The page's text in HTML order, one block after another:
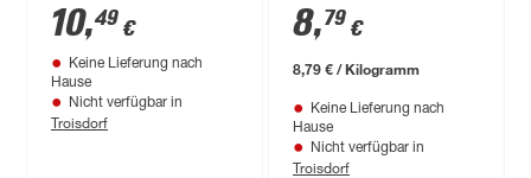
10,49 €
Keine Lieferung nach
Hause
Nicht verfügbar in
Troisdorf
8,79 €
8,79 € / Kilogramm
Keine Lieferung nach
Hause
Nicht verfügbar in
Troisdorf